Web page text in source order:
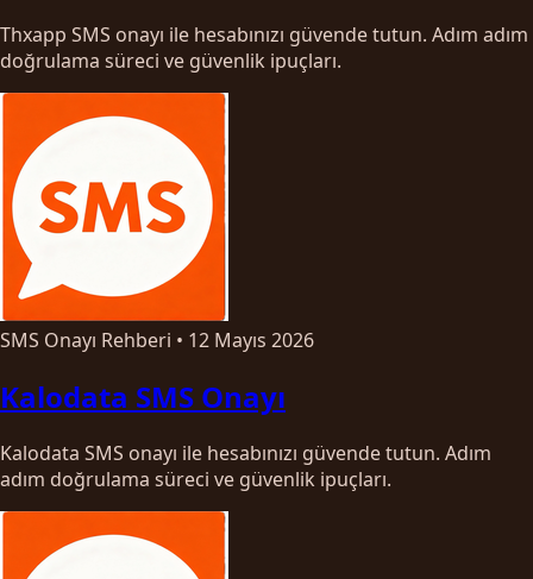
Thxapp SMS onayı ile hesabınızı güvende tutun. Adım adım
doğrulama süreci ve güvenlik ipuçları.
SMS Onayı Rehberi • 12 Mayıs 2026
Kalodata SMS Onayı
Kalodata SMS onayı ile hesabınızı güvende tutun. Adım
adım doğrulama süreci ve güvenlik ipuçları.